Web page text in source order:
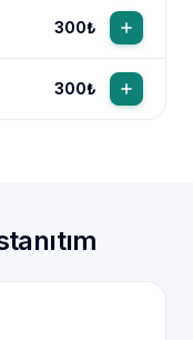
300₺
300₺